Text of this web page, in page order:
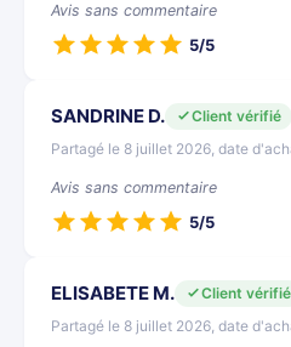
Avis sans commentaire
5/5
SANDRINE D.
Client vérifié
Partagé le 8 juillet 2026, date
Avis sans commentaire
5/5
ELISABETE M.
Client vérifié
Partagé le 8 juillet 2026, date